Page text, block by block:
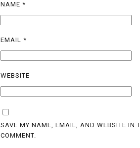
NAME*
EMAIL*
WEBSITE
SAVE MY NAME, EMAIL, AND WEBSITE IN
COMMENT.